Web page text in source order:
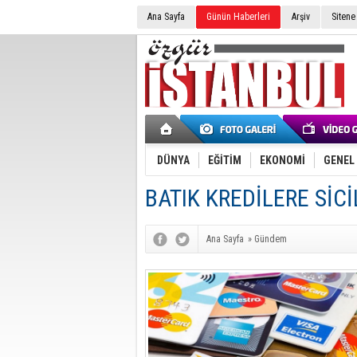
Ana Sayfa Günün Haberleri Arşiv
DÜNYA EĞİTİM EKONOMİ GENEL
BATIK KREDİLERE
Ana Sayfa » Gündem